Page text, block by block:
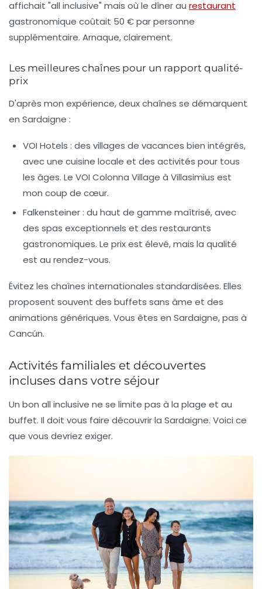
affichait "all inclusive" mais où le dîner au restaurant
gastronomique coûtait 50 € par personne
supplémentaire. Arnaque, clairement.
Les meilleures chaînes pour un rapport qualité-
prix
D'après mon expérience, deux chaînes se démarquent
en Sardaigne :
VOI Hotels : des villages de vacances bien intégrés,
avec une cuisine locale et des activités pour tous
les âges. Le VOI Colonna Village à Villasimius est
mon coup de cœur.
Falkensteiner: du haut de gamme maîtrisé, avec
des spas exceptionnels et des restaurants
gastronomiques. Le prix est élevé, mais la qualité
est au rendez-vous.
Évitez les chaînes internationales standardisées. Elles
proposent souvent des buffets sans âme et des
animations génériques. Vous êtes en Sardaigne, pas à
Cancún.
Activités familiales et découvertes
incluses dans votre séjour
Un bon all inclusive ne se limite pas à la plage et au
buffet. Il doit vous faire découvrir la Sardaigne. Voici ce
que vous devriez exiger.